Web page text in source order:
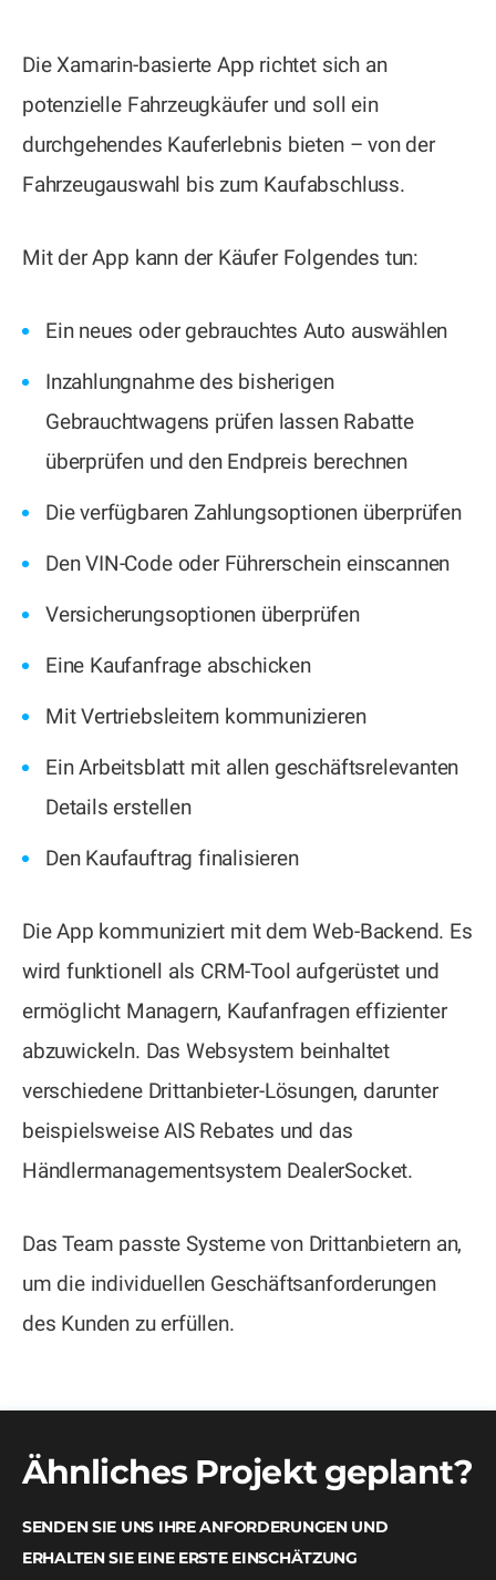
Die Xamarin-basierte App richtet sich an
potenzielle Fahrzeugkäufer und soll ein
durchgehendes Kauferlebnis bieten – von der
Fahrzeugauswahl bis zum Kaufabschluss.
Mit der App kann der Käufer Folgendes tun:
Ein neues oder gebrauchtes Auto auswählen
Inzahlungnahme des bisherigen
Gebrauchtwagens prüfen lassen Rabatte
überprüfen und den Endpreis berechnen
Die verfügbaren Zahlungsoptionen überprüfen
Den VIN-Code oder Führerschein einscannen
Versicherungsoptionen überprüfen
Eine Kaufanfrage abschicken
Mit Vertriebsleitern kommunizieren
Ein Arbeitsblatt mit allen geschäftsrelevanten
Details erstellen
Den Kaufauftrag finalisieren
Die App kommuniziert mit dem Web-Backend. Es
wird funktionell als CRM-Tool aufgerüstet und
ermöglicht Managern, Kaufanfragen effizienter
abzuwickeln. Das Websystem beinhaltet
verschiedene Drittanbieter-Lösungen, darunter
beispielsweise AIS Rebates und das
Händlermanagementsystem DealerSocket.
Das Team passte Systeme von Drittanbietern an,
um die individuellen Geschäftsanforderungen
des Kunden zu erfüllen.
Ähnliches Projekt geplant?
SENDEN SIE UNS IHRE ANFORDERUNGEN UND
ERHALTEN SIE EINE ERSTE EINSCHÄTZUNG